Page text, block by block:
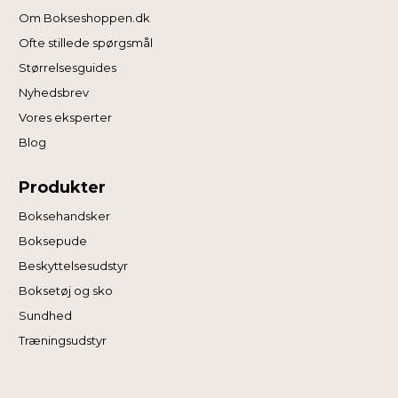
Om Bokseshoppen.dk
Ofte stillede spørgsmål
Størrelsesguides
Nyhedsbrev
Vores eksperter
Blog
Produkter
Boksehandsker
Boksepude
Beskyttelsesudstyr
Boksetøj og sko
Sundhed
Træningsudstyr